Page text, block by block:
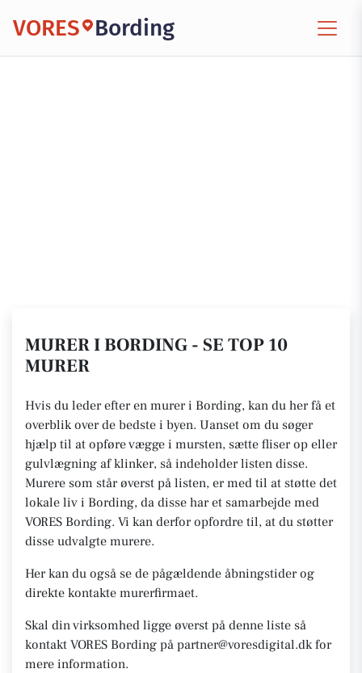
VORES Bording
MURER I BORDING - SE TOP 10
MURER
Hvis du leder efter en murer i Bording, kan du her få et
overblik over de bedste i byen. Uanset om du søger
hjælp til at opføre vægge i mursten, sætte fliser op eller
gulvlægning af klinker, så indeholder listen disse.
Murere som står øverst på listen, er med til at støtte det
lokale liv i Bording, da disse har et samarbejde med
VORES Bording. Vi kan derfor opfordre til, at du støtter
disse udvalgte murere.
Her kan du også se de pågældende åbningstider og
direkte kontakte murerfirmaet.
Skal din virksomhed ligge øverst på denne liste så
kontakt VORES Bording på partner@voresdigital.dk for
mere information.